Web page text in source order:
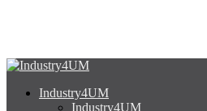
content
search
Menu
Industry4UM
Industry4UM